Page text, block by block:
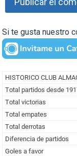
Si te gusta nuestro